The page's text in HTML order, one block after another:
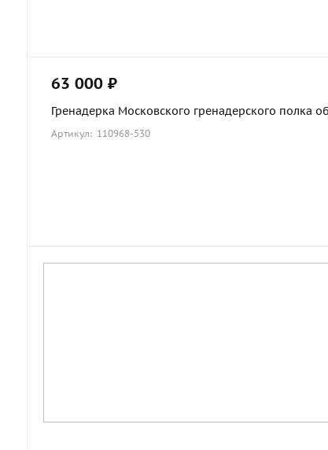
63 000 ₽
Гренадерка Московского гренадерского полка
Артикул: 110968-530